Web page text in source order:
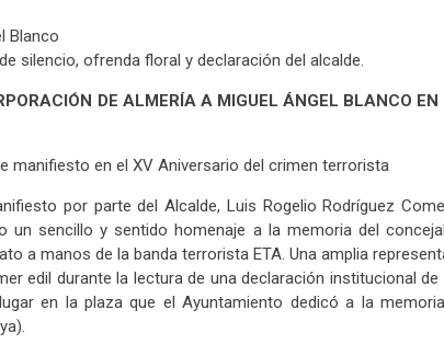
Blanco
silencio, ofrenda floral y declaración del alcalde.
DE ALMERÍA A MIGUEL ÁNGEL BLANCO
manifiesto en el XV Aniversario del crimen terrorista
por parte del Alcalde, Luis Rogelio Rodríguez
un sencillo y sentido homenaje a la memoria del
a manos de la banda terrorista ETA. Una amplia
edil durante la lectura de una declaración institucional
en la plaza que el Ayuntamiento dedicó a la